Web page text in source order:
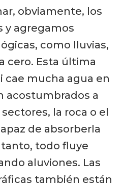
obviamente, los
y agregamos
como lluvias,
cero. Esta última
cae mucha agua en
acostumbrados a
la roca o el
de absorberla
tanto, todo fluye
aluviones. Las
también están